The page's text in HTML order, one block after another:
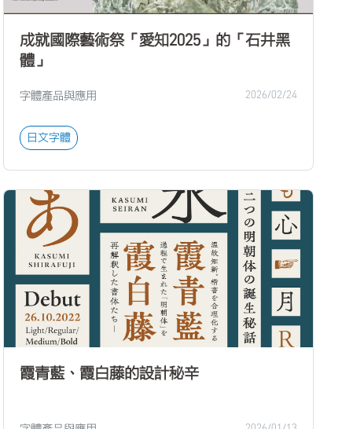
成就國際藝術祭「愛知2025」的「石井黑
體」
字體產品與應用 2026/02/24
日文字體
霞青藍、霞白藤的設計秘辛